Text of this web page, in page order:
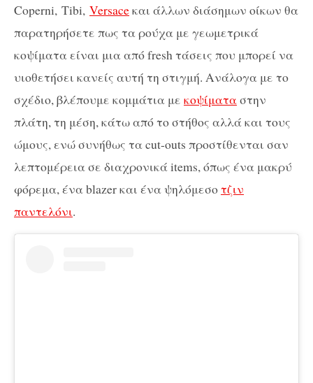
Coperni, Tibi, Versaceκαι άλλων διάσημων οίκων θα
παρατηρήσετε πως τα ρούχα με γεωμετρικά
κοψίματα είναι μια από fresh τάσεις που μπορεί να
υιοθετήσει κανείς αυτή τη στιγμή. Ανάλογα με το
σχέδιο, βλέπουμε κομμάτια με κοψίματαστην
πλάτη, τη μέση, κάτω από το στήθος αλλά και τους
ώμους, ενώ συνήθως τα cut-outs προστίθενται σαν
λεπτομέρεια σε διαχρονικά items, όπως ένα μακρύ
φόρεμα, ένα blazer και ένα ψηλόμεσοτζιν
παντελόνι.